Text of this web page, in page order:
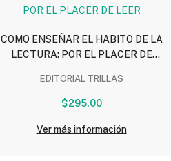
COMO ENSEÑAR EL HABITO DE LA
LECTURA: POR EL PLACER DE
EDITORIAL TRILLAS
$295.00
Ver más información